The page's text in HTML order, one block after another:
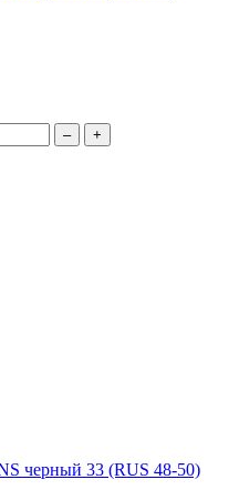
– +
черный 33 (RUS 48-50)